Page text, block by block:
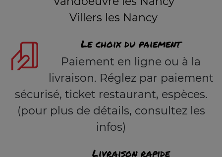
Villers les Nancy
Le choix du paiement
Paiement en ligne ou à la
livraison. Réglez par paiement
sécurisé, ticket restaurant, espèces.
(pour plus de détails, consultez les
infos)
Livraison rapide